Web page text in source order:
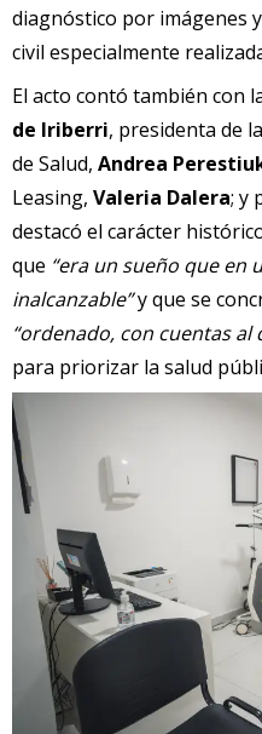
diagnóstico por imágenes
civil especialmente
El acto contó también con
de Iriberri, presidenta de
de Salud, Andrea
Leasing, Valeria Dalera; y
destacó el carácter
que “era un sueño que en
inalcanzable”y que se
“ordenado, con cuentas al
para priorizar la salud